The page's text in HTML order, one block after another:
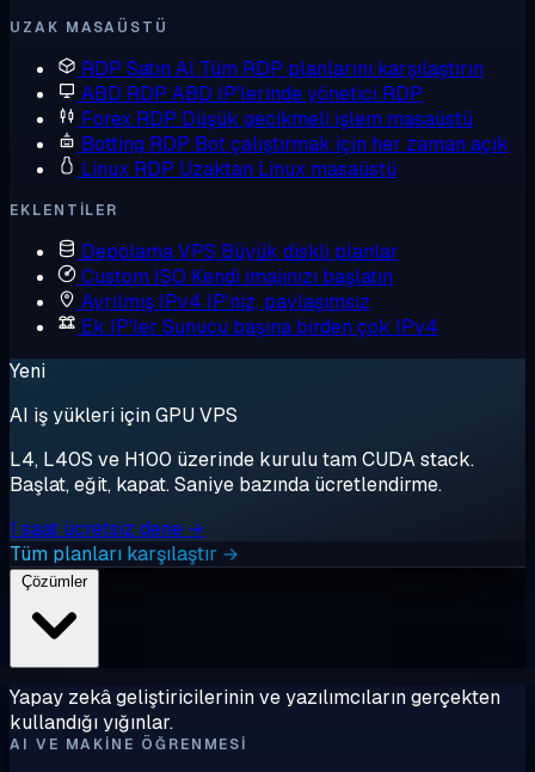
UZAK MASAÜSTÜ
RDP Satın Al Tüm RDP planlarını karşılaştırın
ABD RDP ABD IP'lerinde yönetici RDP
Forex RDP Düşük gecikmeli işlem masaüstü
Botting RDP Bot çalıştırmak için her zaman açık
Linux RDP Uzaktan Linux masaüstü
EKLENTILER
Depolama VPS Büyük diskli planlar
Custom ISO Kendi imajınızı başlatın
Ayrılmış IPv4 IP'niz, paylaşımsız
Ek IP'ler Sunucu başına birden çok IPv4
Yeni
AI iş yükleri için GPU VPS
L4, L40S ve H100 üzerinde kurulu tam CUDA stack.
Başlat, eğit, kapat. Saniye bazında ücretlendirme.
1 saat ücretsiz dene →
Tüm planları karşılaştır →
Çözümler
Yapay zekâ geliştiricilerinin ve yazılımcıların gerçekten
kullandığı yığınlar.
AI VE MAKINE ÖĞRENMESI